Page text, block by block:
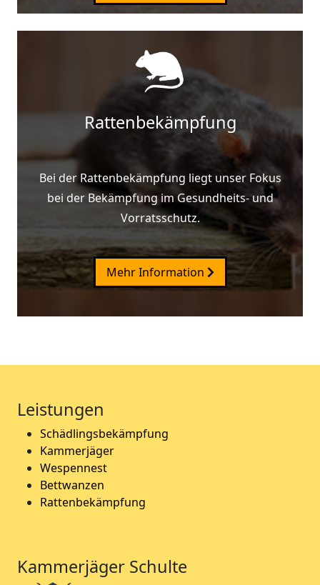
Rattenbekämpfung
Bei der Rattenbekämpfung liegt unser Fokus
bei der Bekämpfung im Gesundheits- und
Vorratsschutz.
Mehr Information
Leistungen
Schädlingsbekämpfung
Kammerjäger
Wespennest
Bettwanzen
Rattenbekämpfung
Kammerjäger Schulte